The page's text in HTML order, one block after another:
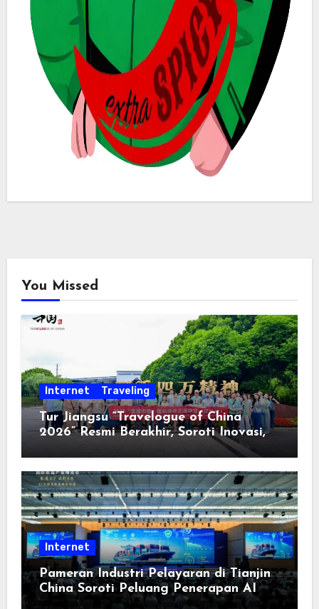
You Missed
Internet Traveling
Tur Jiangsu “Travelogue of China
2026” Resmi Berakhir, Soroti Inovasi,
Keterbukaan, dan Pembangunan
Berorientasi pada Masyarakat
Internet
Pameran Industri Pelayaran di Tianjin
China Soroti Peluang Penerapan AI